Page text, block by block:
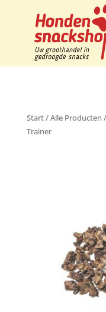
Start/Alle Producten /
Trainer